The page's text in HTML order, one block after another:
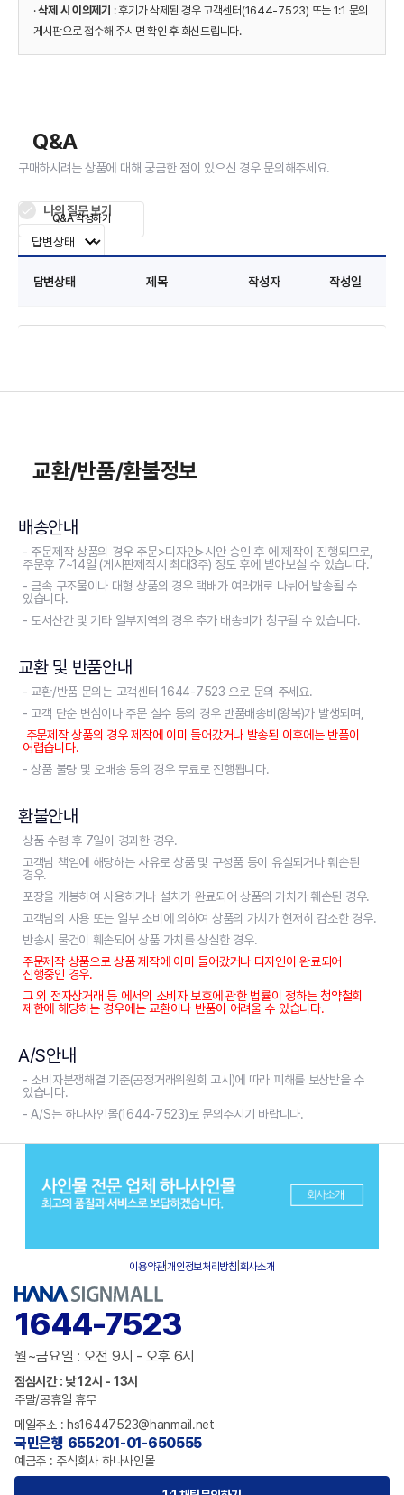
·삭제 시 이의제기 : 후기가 삭제된 경우 고객센터(1644-7523) 또는 1:1 문의
게시판으로 접수해 주시면 확인 후 회신드립니다.
Q&A
구매하시려는 상품에 대해 궁금한 점이 있으신 경우 문의해주세요.
나의 질문 보기
답변상태 제목 작성자 작성일
Q&A 작성하기
교환/반품/환불정보
배송안내
- 주문제작 상품의 경우 주문>디자인>시안 승인 후 에 제작이 진행되므로,
주문후 7~14일 (게시판제작시 최대3주) 정도 후에 받아보실 수 있습니다.
- 금속 구조물이나 대형 상품의 경우 택배가 여러개로 나뉘어 발송될 수
있습니다.
- 도서산간 및 기타 일부지역의 경우 추가 배송비가 청구될 수 있습니다.
교환 및 반품안내
- 교환/반품 문의는 고객센터 1644-7523 으로 문의 주세요.
- 고객 단순 변심이나 주문 실수 등의 경우 반품배송비(왕복)가 발생되며,
주문제작 상품의 경우 제작에 이미 들어갔거나 발송된 이후에는 반품이
어렵습니다.
- 상품 불량 및 오배송 등의 경우 무료로 진행됩니다.
환불안내
상품 수령 후 7일이 경과한 경우.
고객님 책임에 해당하는 사유로 상품 및 구성품 등이 유실되거나 훼손된
경우.
포장을 개봉하여 사용하거나 설치가 완료되어 상품의 가치가 훼손된 경우.
고객님의 사용 또는 일부 소비에 의하여 상품의 가치가 현저히 감소한 경우.
반송시 물건이 훼손되어 상품 가치를 상실한 경우.
주문제작 상품으로 상품 제작에 이미 들어갔거나 디자인이 완료되어
진행중인 경우.
그 외 전자상거래 등 에서의 소비자 보호에 관한 법률이 정하는 청약철회
제한에 해당하는 경우에는 교환이나 반품이 어려울 수 있습니다.
A/S안내
- 소비자분쟁해결 기준(공정거래위원회 고시)에 따라 피해를 보상받을 수
있습니다.
- A/S는 하나사인몰(1644-7523)로 문의주시기 바랍니다.
이용약관|개인정보처리방침 회사소개
1644-7523
월~금요일 : 오전 9시 - 오후 6시
점심시간 : 낮 12시 - 13시
주말/공휴일 휴무
메일주소 : hs16447523@hanmail.net
국민은행 655201-01-650555
예금주 : 주식회사 하나사인몰